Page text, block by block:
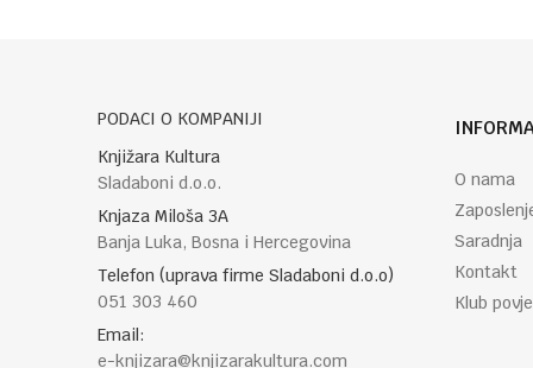
POŠALJI
PODACI O KOMPANIJI
Knjižara Kultura
Sladaboni d.o.o.
Knjaza Miloša 3A
Banja Luka, Bosna i Hercegovina
Telefon (uprava firme Sladaboni d.o.o)
051 303 460
Email:
e-knjizara@knjizarakultura.com
O nama
Saradnja
Kontakt
Klub